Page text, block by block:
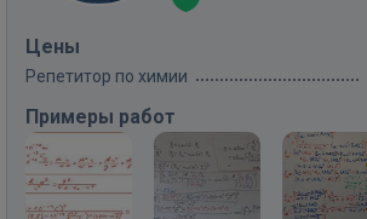
Цены
Репетитор по химии
Примеры работ